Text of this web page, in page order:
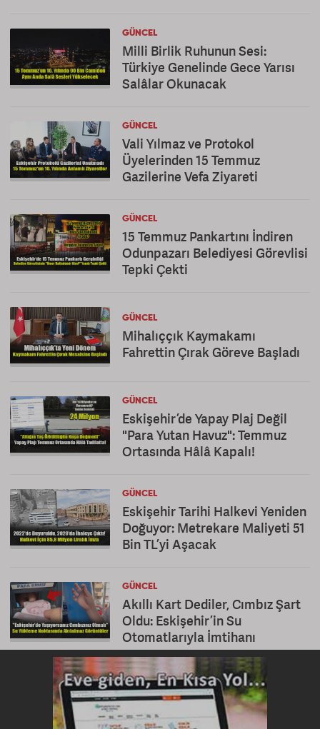
GÜNCEL
Milli Birlik Ruhunun Sesi:
Türkiye Genelinde Gece Yarısı
Salâlar Okunacak
GÜNCEL
Vali Yılmaz ve Protokol
Üyelerinden 15 Temmuz
Gazilerine Vefa Ziyareti
GÜNCEL
15 Temmuz Pankartını İndiren
Odunpazarı Belediyesi Görevlisi
Tepki Çekti
GÜNCEL
Mihalıççık Kaymakamı
Fahrettin Çırak Göreve Başladı
GÜNCEL
Eskişehir’de Yapay Plaj Değil
"Para Yutan Havuz": Temmuz
Ortasında Hâlâ Kapalı!
GÜNCEL
Eskişehir Tarihi Halkevi Yeniden
Doğuyor: Metrekare Maliyeti 51
Bin TL’yi Aşacak
GÜNCEL
Akıllı Kart Dediler, Cımbız Şart
Oldu: Eskişehir’in Su
Otomatlarıyla İmtihanı